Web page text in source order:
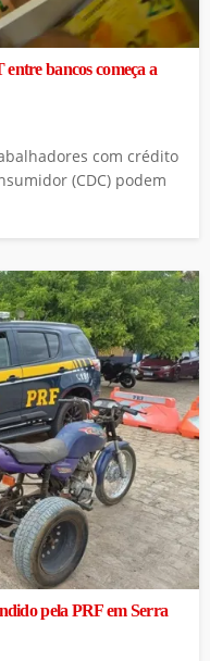
bancos começa a
com crédito
(CDC) podem
pela PRF em Serra